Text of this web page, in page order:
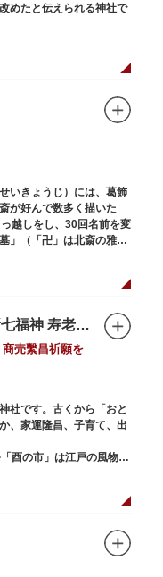
めたと伝えられる神社で
な敷地を所領していま
どを建てるために没収さ
らされた神輿が荘厳かつ
人出があり、多くの観客
た御朱印帳の販売や、鳥
いきょうじ）には、葛飾
が好んで数多く描いた
越しをし、30回名前を変
」（「卍」は北斎の雅号
命日の4月18日には「北
鷲神社（浅草名所七福神 寿老人）
売繫昌祈願を
社です。古くから「おと
、家運隆昌、子育て、出
酉の市」は江戸の風物詩
八ツ頭芋、お多福の面な
います。樋口一葉の代表
る「なでおかめ」も人
福」とも言われ、福が多